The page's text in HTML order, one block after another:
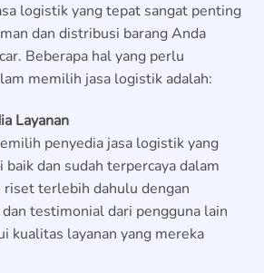
logistik yang tepat sangat penting
dan distribusi barang Anda
Beberapa hal yang perlu
memilih jasa logistik adalah:
Layanan
penyedia jasa logistik yang
dan sudah terpercaya dalam
riset terlebih dahulu dengan
testimonial dari pengguna lain
kualitas layanan yang mereka